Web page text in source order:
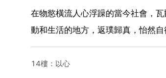
在物慾橫流人心浮躁的當今社會，
動和生活的地方，返璞歸真，怡然自
14樓：以心